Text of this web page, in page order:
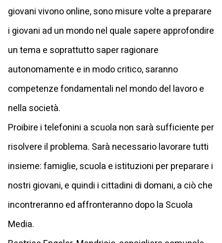
giovani vivono online, sono misure volte a preparare
i giovani ad un mondo nel quale sapere approfondire
un tema e soprattutto saper ragionare
autonomamente e in modo critico, saranno
competenze fondamentali nel mondo del lavoro e
nella società.
Proibire i telefonini a scuola non sarà sufficiente per
risolvere il problema. Sarà necessario lavorare tutti
insieme: famiglie, scuola e istituzioni per preparare i
nostri giovani, e quindi i cittadini di domani, a ciò che
incontreranno ed affronteranno dopo la Scuola
Media.